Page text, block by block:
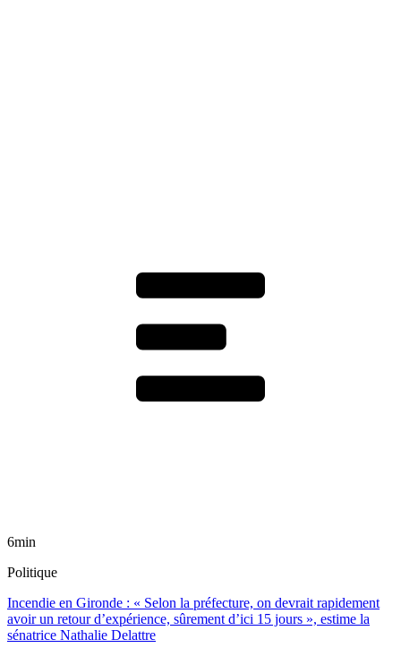
6min
Politique
Incendie en Gironde : « Selon la préfecture, on devrait rapidement
avoir un retour d’expérience, sûrement d’ici 15 jours », estime la
sénatrice Nathalie Delattre